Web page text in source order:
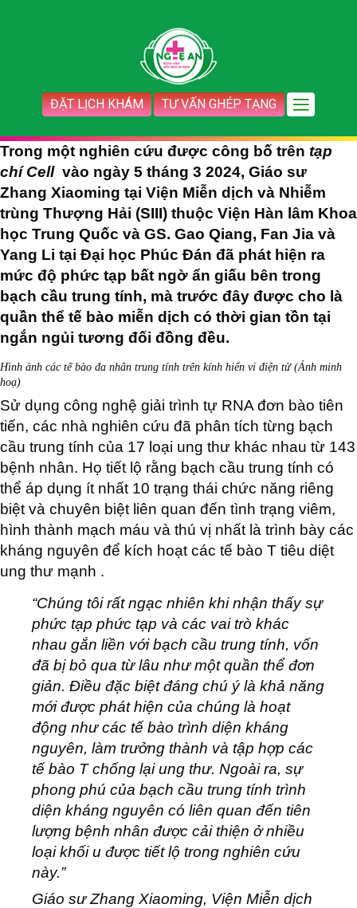
ĐẶT LỊCH KHÁM TƯ VẤN GHÉP TẠNG
Trong một nghiên cứu được công bố trên tạp
chí Cellvào ngày 5 tháng 3 2024, Giáo sư
Zhang Xiaoming tại Viện Miễn dịch và Nhiễm
trùng Thượng Hải (SIII) thuộc Viện Hàn lâm Khoa
học Trung Quốc và GS. Gao Qiang, Fan Jia và
Yang Li tại Đại học Phúc Đán đã phát hiện ra
mức độ phức tạp bất ngờ ẩn giấu bên trong
bạch cầu trung tính, mà trước đây được cho là
quần thể tế bào miễn dịch có thời gian tồn tại
ngắn ngủi tương đối đồng đều.
Hình ảnh các tế bào đa nhân trung tính trên kính hiển vi điện tử (Ảnh minh
hoạ)
Sử dụng công nghệ giải trình tự RNA đơn bào tiên
tiến, các nhà nghiên cứu đã phân tích từng bạch
cầu trung tính của 17 loại ung thư khác nhau từ 143
bệnh nhân. Họ tiết lộ rằng bạch cầu trung tính có
thể áp dụng ít nhất 10 trạng thái chức năng riêng
biệt và chuyên biệt liên quan đến tình trạng viêm,
hình thành mạch máu và thú vị nhất là trình bày các
kháng nguyên để kích hoạt các tế bào T tiêu diệt
ung thư mạnh .
“Chúng tôi rất ngạc nhiên khi nhận thấy sự
phức tạp phức tạp và các vai trò khác
nhau gắn liền với bạch cầu trung tính, vốn
đã bị bỏ qua từ lâu như một quần thể đơn
giản. Điều đặc biệt đáng chú ý là khả năng
mới được phát hiện của chúng là hoạt
động như các tế bào trình diện kháng
nguyên, làm trưởng thành và tập hợp các
tế bào T chống lại ung thư. Ngoài ra, sự
phong phú của bạch cầu trung tính trình
diện kháng nguyên có liên quan đến tiên
lượng bệnh nhân được cải thiện ở nhiều
loại khối u được tiết lộ trong nghiên cứu
này.”
Giáo sư Zhang Xiaoming, Viện Miễn dịch